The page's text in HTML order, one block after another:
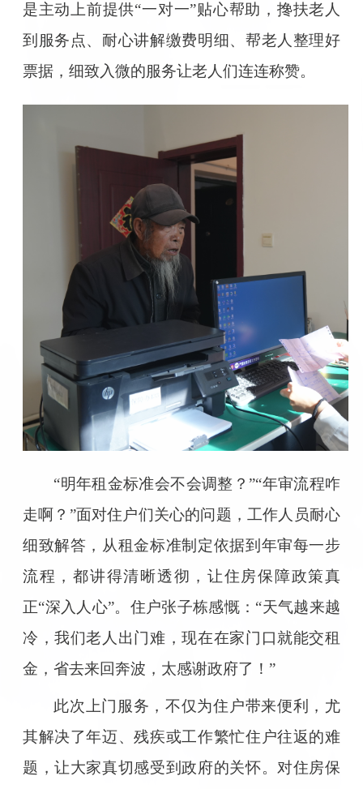
是主动上前提供“一对一”贴心帮助，搀扶老人
到服务点、耐心讲解缴费明细、帮老人整理好
票据，细致入微的服务让老人们连连称赞。
“明年租金标准会不会调整？”“年审流程咋
走啊？”面对住户们关心的问题，工作人员耐心
细致解答，从租金标准制定依据到年审每一步
流程，都讲得清晰透彻，让住房保障政策真
正“深入人心”。住户张子栋感慨：“天气越来越
冷，我们老人出门难，现在在家门口就能交租
金，省去来回奔波，太感谢政府了！”
此次上门服务，不仅为住户带来便利，尤
其解决了年迈、残疾或工作繁忙住户往返的难
题，让大家真切感受到政府的关怀。对住房保